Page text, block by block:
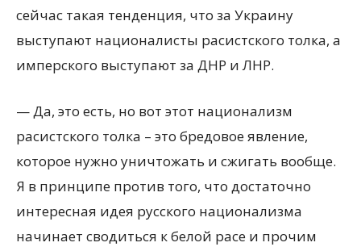
сейчас такая тенденция, что за Украину
выступают националисты расистского толка, а
имперского выступают за ДНР и ЛНР.
— Да, это есть, но вот этот национализм
расистского толка – это бредовое явление,
которое нужно уничтожать и сжигать вообще.
Я в принципе против того, что достаточно
интересная идея русского национализма
начинает сводиться к белой расе и прочим